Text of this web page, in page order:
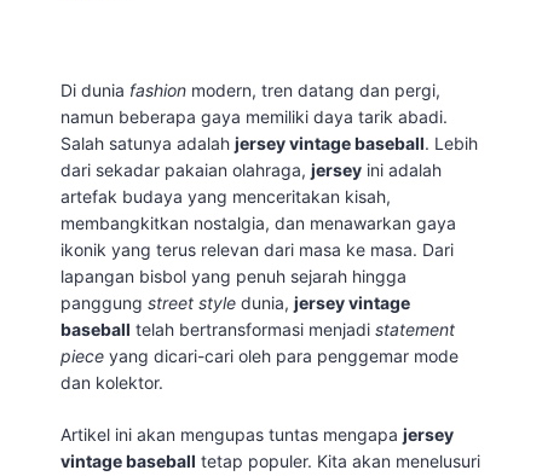
Di dunia fashion modern, tren datang dan pergi,
namun beberapa gaya memiliki daya tarik abadi.
Salah satunya adalah jersey vintage baseball. Lebih
dari sekadar pakaian olahraga, jersey ini adalah
artefak budaya yang menceritakan kisah,
membangkitkan nostalgia, dan menawarkan gaya
ikonik yang terus relevan dari masa ke masa. Dari
lapangan bisbol yang penuh sejarah hingga
panggung street style dunia, jersey vintage
baseball telah bertransformasi menjadi statement
piece yang dicari-cari oleh para penggemar mode
dan kolektor.
Artikel ini akan mengupas tuntas mengapa jersey
vintage baseball tetap populer. Kita akan menelusuri